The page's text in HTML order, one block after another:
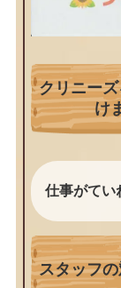
クリニー
け
仕事がてい
スタッフ